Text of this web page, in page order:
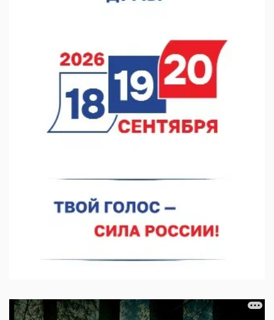
покраской телебашни
07.08.2026 11:20
В автобусах Арзамаса устанавливают терминалы оплаты
07.08.2026 11:03